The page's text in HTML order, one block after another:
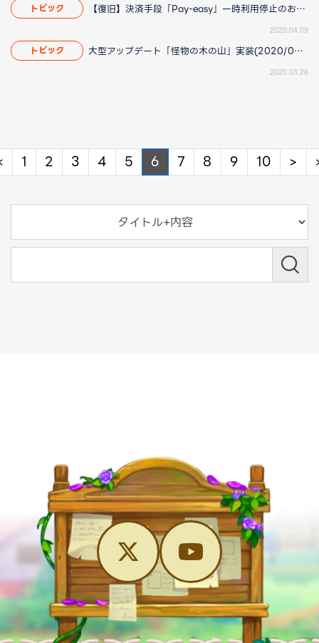
トピック 【復旧】決済手段「Pay-easy」一時利用停止のお知らせ（4/27 11:50更新）
2020.04.09
トピック 大型アップデート「怪物の木の山」実装(2020/03/30 11:10更新)
2020.03.26
Previous
1 2 3 4 5 6 7 8 9 10 >